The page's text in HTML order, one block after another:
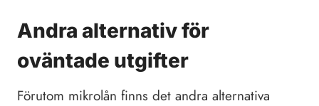
Andra alternativ för
oväntade utgifter
Förutom mikrolån finns det andra alternativa